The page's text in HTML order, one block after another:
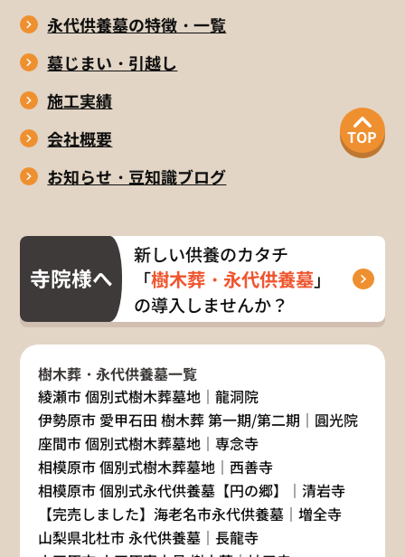
永代供養墓の特徴・一覧
墓じまい・引越し
施工実績
会社概要
お知らせ・豆知識ブログ
TOP
寺院様へ
新しい供養のカタチ
「樹木葬・永代供養墓」
の導入しませんか？
樹木葬・永代供養墓一覧
綾瀬市 個別式樹木葬墓地｜龍洞院
伊勢原市 愛甲石田 樹木葬 第一期/第二期｜圓光院
座間市 個別式樹木葬墓地｜専念寺
相模原市 個別式樹木葬墓地｜西善寺
相模原市 個別式永代供養墓【円の郷】｜清岩寺
【完売しました】海老名市永代供養墓｜増全寺
山梨県北杜市 永代供養墓｜長龍寺